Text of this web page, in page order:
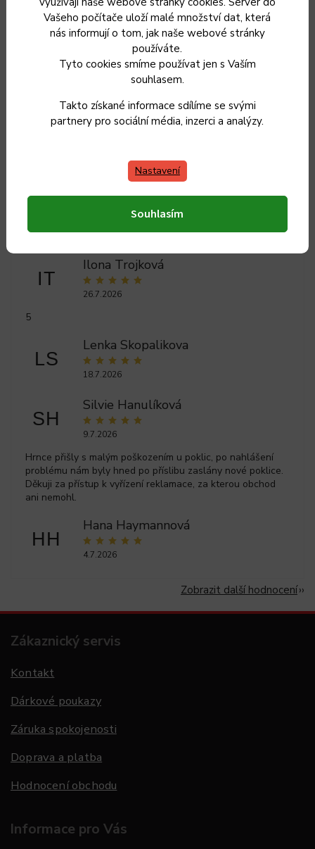
Vašeho počítače uloží malé množství dat, která
nás informují o tom, jak naše webové stránky
používáte.
Tyto cookies smíme používat jen s Vaším
souhlasem.
Takto získané informace sdílíme se svými
partnery pro sociální média, inzerci a analýzy.
Nastavení
Souhlasím
Záruka: 2 roky
Hmotnost: 4.4 kg
8594861269505
IT
Ilona Trojková
26.7.2026
5
LS
Lenka Skopalikova
18.7.2026
SH
Silvie Hanulíková
9.7.2026
Hrnce přišly s malým poškozením u poklic, po nahlášení
problému nám byly hned po příslibu zaslány nové poklice.
Děkuji za přístup k vyřízení reklamace, za kterou obchod
ani nemohl.
HH
Hana Haymannová
4.7.2026
Zobrazit další hodnocení
Zákaznický servis
Kontakt
Dárkové poukazy
Záruka spokojenosti
Doprava a platba
Hodnocení obchodu
Informace pro Vás